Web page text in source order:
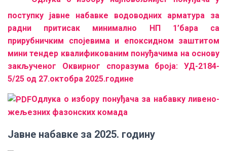
поступку јавне набавке водоводних арматура за
радни притисак минимално НП 1’бара са
прирубничким спојевима и епоксидном заштитом
мини тендер квалификованим понуђачима на основу
закљученог Оквирног споразума броја: УД-2184-
5/25 од 27.октобра 2025.године
Одлука о избору понуђача за набавку ливено-
жељезних фазонских комада
Јавне набавке за 2025. годину